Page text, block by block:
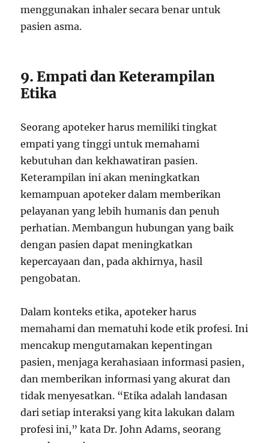
menggunakan inhaler secara benar untuk
pasien asma.
9. Empati dan Keterampilan
Etika
Seorang apoteker harus memiliki tingkat
empati yang tinggi untuk memahami
kebutuhan dan kekhawatiran pasien.
Keterampilan ini akan meningkatkan
kemampuan apoteker dalam memberikan
pelayanan yang lebih humanis dan penuh
perhatian. Membangun hubungan yang baik
dengan pasien dapat meningkatkan
kepercayaan dan, pada akhirnya, hasil
pengobatan.
Dalam konteks etika, apoteker harus
memahami dan mematuhi kode etik profesi. Ini
mencakup mengutamakan kepentingan
pasien, menjaga kerahasiaan informasi pasien,
dan memberikan informasi yang akurat dan
tidak menyesatkan. “Etika adalah landasan
dari setiap interaksi yang kita lakukan dalam
profesi ini,” kata Dr. John Adams, seorang